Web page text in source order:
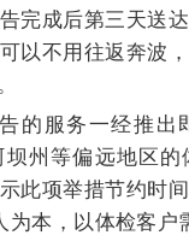
完成后第三天送
以不用往返奔波
的服务一经推出
州等偏远地区
此项举措节约时
为本，以体检客户